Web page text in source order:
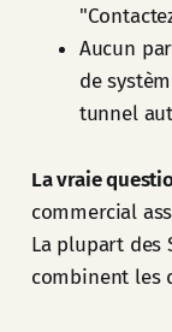
Aucun
de
tunnel
La vraie
commercial
La plupart des
combinent les